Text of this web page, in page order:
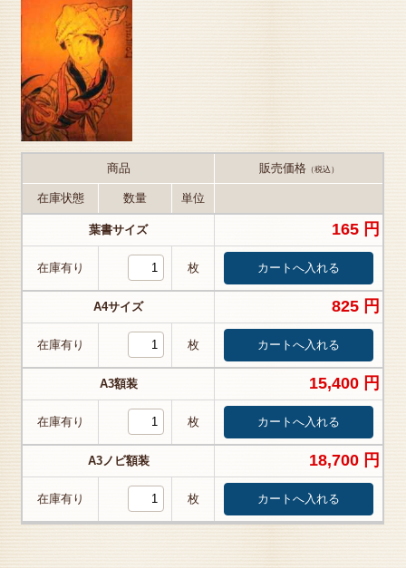
商品 販売価格（税込）
在庫状態 数量 単位
葉書サイズ 165 円
在庫有り 枚
A4サイズ 825 円
在庫有り 枚
A3額装 15,400 円
在庫有り 枚
A3ノビ額装 18,700 円
在庫有り 枚